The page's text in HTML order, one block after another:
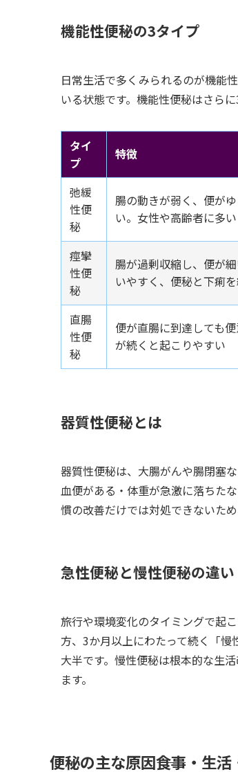
機能性便秘の3タイプ
日常生活で多くみられるのが機能
いる状態です。機能性便秘はさら
タイ
プ
特徴
弛緩
性便
秘
腸の動きが弱く、便が
い。女性や高齢者に多い
痙攣
性便
秘
腸が過剰収縮し、便が
いやすく、便秘と下痢
直腸
性便
秘
便が直腸に到達しても
が続くと起こりやすい
器質性便秘とは
器質性便秘は、大腸がんや腸閉塞
血便がある・体重が急激に落ちた
慣の改善だけでは対処できないた
急性便秘と慢性便秘の違い
旅行や環境変化のタイミングで起
方、3か月以上にわたって続く「
大半です。慢性便秘は根本的な生
ます。
便秘の主な原因――食事・生